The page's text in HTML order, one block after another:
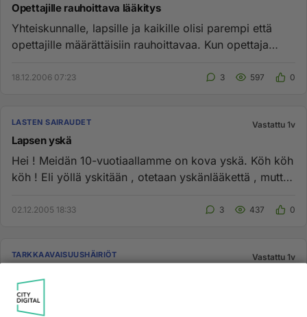
Opettajille rauhoittava lääkitys
Yhteiskunnalle, lapsille ja kaikille olisi parempi että
opettajille määrättäisiin rauhoittavaa. Kun opettaja
18.12.2006 07:23 3 597 0
LASTEN SAIRAUDET Vastattu 1v
Lapsen yskä
Hei ! Meidän 10-vuotiaallamme on kova yskä. Köh köh
köh ! Eli yöllä yskitään , otetaan yskänlääkettä , mutta
02.12.2005 18:33 3 437 0
TARKKAAVAISUUSHÄIRIÖT Vastattu 1v
Tere. En tiedä miten muut ihmiset löytää kumppanin
elämäänsä kun on kaksi ylivikasta lasta. Kyllä on mulla